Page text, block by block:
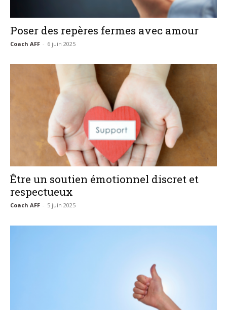
Poser des repères fermes avec amour
Coach AFF - 6 juin 2025
Être un soutien émotionnel discret et
respectueux
Coach AFF - 5 juin 2025